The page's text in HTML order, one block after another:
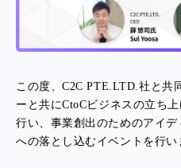
この度、C2C PTE.LTD.社と共
ーと共にCtoCビジネスの立ち
行い、事業創出のためのアイ
への落とし込むイベントを行い